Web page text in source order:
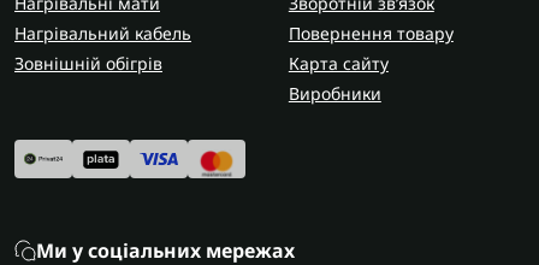
Нагрівальний кабель
Зовнішній обігрів
Повернення товару
Карта сайту
Виробники
Ми у соціальних мережах